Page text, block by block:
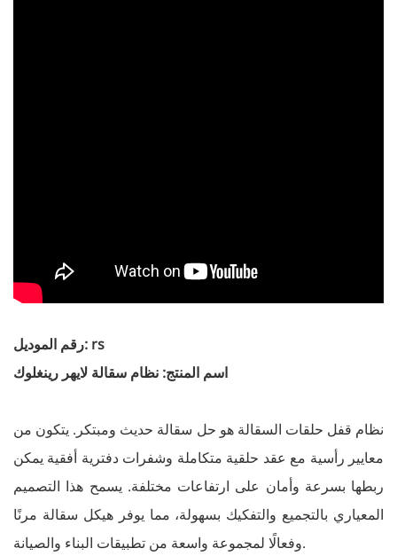
رقم الموديل: rs
اسم المنتج: نظام سقالة لايهر رينغلوك
نظام قفل حلقات السقالة هو حل سقالة حديث ومبتكر. يتكون من
معايير رأسية مع عقد حلقية متكاملة وشفرات دفترية أفقية يمكن
ربطها بسرعة وأمان على ارتفاعات مختلفة. يسمح هذا التصميم
المعياري بالتجميع والتفكيك بسهولة، مما يوفر هيكل سقالة مرنًا
وفعالًا لمجموعة واسعة من تطبيقات البناء والصيانة.